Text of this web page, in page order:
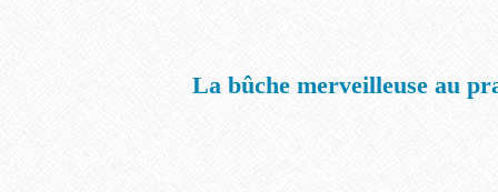
La bûche merveilleuse au